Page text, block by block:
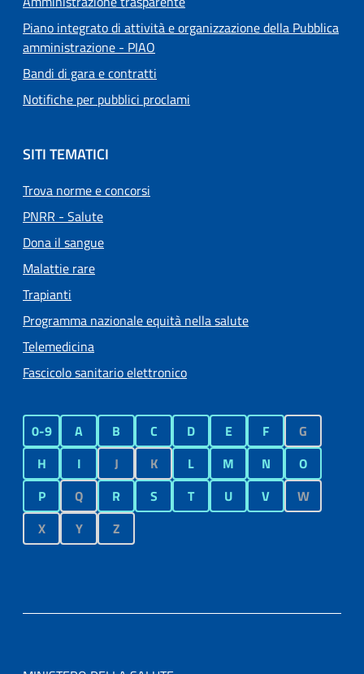
Piano integrato di attività e organizzazione della Pubblica
amministrazione - PIAO
Bandi di gara e contratti
Notifiche per pubblici proclami
SITI TEMATICI
Trova norme e concorsi
PNRR - Salute
Dona il sangue
Malattie rare
Trapianti
Programma nazionale equità nella salute
Telemedicina
Fascicolo sanitario elettronico
0-9 A B C D E F
G
H
I J K L M N
O
P
Q R S T U V
W
X
Y Z